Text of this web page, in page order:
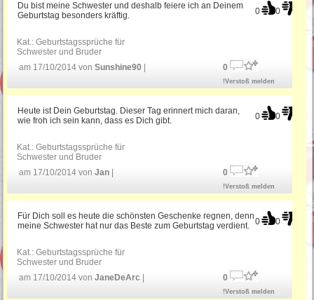
0 0
Du bist meine Schwester und deshalb feiere ich an Deinem
Geburtstag besonders kräftig.
Kat.:Geburtstagssprüche für
Schwester und Bruder
am 17/10/2014 vonSunshine90 0
!Verstoß melden
0 0
Heute ist Dein Geburtstag. Dieser Tag erinnert mich daran,
wie froh ich sein kann, dass es Dich gibt.
Kat.:Geburtstagssprüche für
Schwester und Bruder
am 17/10/2014 vonJan 0
!Verstoß melden
0 0
Für Dich soll es heute die schönsten Geschenke regnen, denn
meine Schwester hat nur das Beste zum Geburtstag verdient.
Kat.:Geburtstagssprüche für
Schwester und Bruder
am 17/10/2014 vonJaneDeArc 0
!Verstoß melden